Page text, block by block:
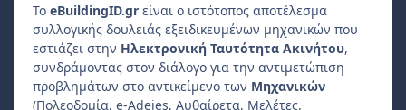
Το eBuildingID.gr είναι ο ιστότοπος αποτέλεσμα
συλλογικής δουλειάς εξειδικευμένων μηχανικών που
εστιάζει στην Ηλεκτρονική Ταυτότητα Ακινήτου,
συνδράμοντας στον διάλογο για την αντιμετώπιση
προβλημάτων στο αντικείμενο των Μηχανικών
(Πολεοδομία, e-Adeies, Αυθαίρετα, Μελέτες,